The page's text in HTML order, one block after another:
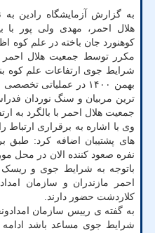
به گزارش آزمایشگاه رادین به
کوهنورد جان باخته در علم کوه
مکرر توسط جمعیت هلال
بهمن ۱۴۰۰ در
ترین مربیان و سنگ نوردان
جمعیت هلال احمر با بالگرد به
وی با اشاره به برقراری ارتباط
نفره صعود کننده الان در محل
باتوجه به شرایط جوی و ریسک
احمر مازندران و سازمان
کلاردشت حضور دارند.
به گفته ی رییس سازمان
شرایط جوی مساعد باشد